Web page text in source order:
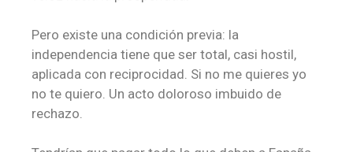
Pero existe una condición previa: la
independencia tiene que ser total, casi hostil,
aplicada con reciprocidad. Si no me quieres yo
no te quiero. Un acto doloroso imbuido de
rechazo.